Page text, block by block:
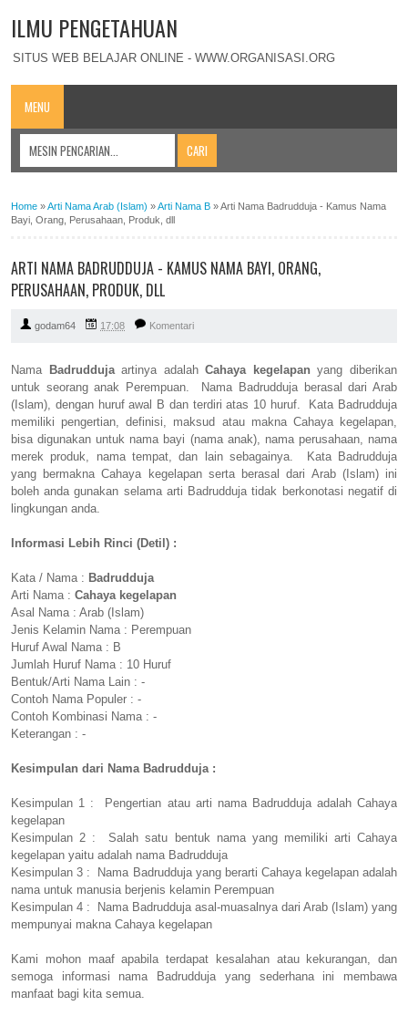
ILMU PENGETAHUAN
SITUS WEB BELAJAR ONLINE - WWW.ORGANISASI.ORG
MENU
Home »Arti Nama Arab (Islam) »Arti Nama B »Arti Nama Badrudduja - Kamus Nama
Bayi, Orang, Perusahaan, Produk, dll
ARTI NAMA BADRUDDUJA - KAMUS NAMA BAYI, ORANG,
PERUSAHAAN, PRODUK, DLL
godam64 17:08 Komentari
Nama Badruddujaartinya adalahCahaya kegelapan yang diberikan
untuk seorang anak Perempuan. Nama Badrudduja berasal dari Arab
(Islam), dengan huruf awal B dan terdiri atas 10 huruf. Kata Badrudduja
memiliki pengertian, definisi, maksud atau makna Cahaya kegelapan,
bisa digunakan untuk nama bayi (nama anak), nama perusahaan, nama
merek produk, nama tempat, dan lain sebagainya. Kata Badrudduja
yang bermakna Cahaya kegelapan serta berasal dari Arab (Islam) ini
boleh anda gunakan selama arti Badrudduja tidak berkonotasi negatif di
lingkungan anda.
Informasi Lebih Rinci (Detil) :
Kata / Nama : Badrudduja
Arti Nama : Cahaya kegelapan
Asal Nama : Arab (Islam)
Jenis Kelamin Nama : Perempuan
Huruf Awal Nama : B
Jumlah Huruf Nama : 10 Huruf
Bentuk/Arti Nama Lain : -
Contoh Nama Populer : -
Contoh Kombinasi Nama : -
Keterangan : -
Kesimpulan dari Nama Badrudduja :
Kesimpulan 1 : Pengertian atau arti nama Badrudduja adalah Cahaya
kegelapan
Kesimpulan 2 : Salah satu bentuk nama yang memiliki arti Cahaya
kegelapan yaitu adalah nama Badrudduja
Kesimpulan 3 : Nama Badrudduja yang berarti Cahaya kegelapan adalah
nama untuk manusia berjenis kelamin Perempuan
Kesimpulan 4 : Nama Badrudduja asal-muasalnya dari Arab (Islam) yang
mempunyai makna Cahaya kegelapan
Kami mohon maaf apabila terdapat kesalahan atau kekurangan, dan
semoga informasi nama Badrudduja yang sederhana ini membawa
manfaat bagi kita semua.